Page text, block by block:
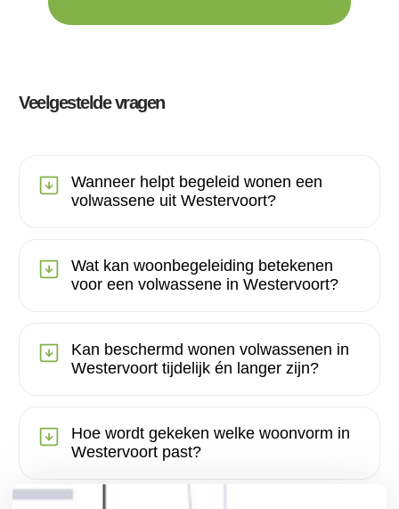
Veelgestelde vragen
Wanneer helpt begeleid wonen een
volwassene uit Westervoort?
Wat kan woonbegeleiding betekenen
voor een volwassene in Westervoort?
Kan beschermd wonen volwassenen in
Westervoort tijdelijk én langer zijn?
Hoe wordt gekeken welke woonvorm in
Westervoort past?